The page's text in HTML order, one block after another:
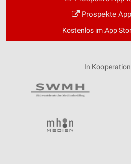
Prospekte
Kostenlos im App
In